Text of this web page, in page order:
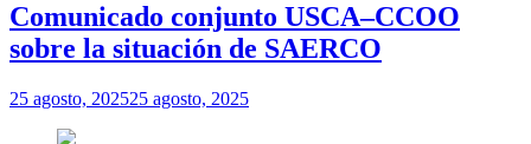
Comunicado conjunto USCA–CCOO
sobre la situación de SAERCO
25 agosto, 202525 agosto, 2025